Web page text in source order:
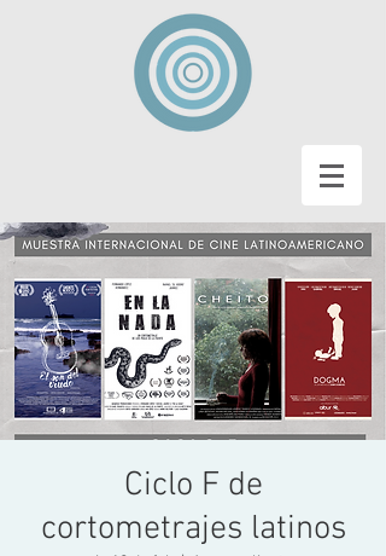
Ciclo F de
cortometrajes latinos